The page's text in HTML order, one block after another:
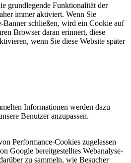
grundlegende Funktionalität der
immer aktiviert. Wenn Sie
Banner schließen, wird ein Cookie auf
Browser daran erinnert, diese
wenn Sie diese Website später
Informationen werden dazu
Benutzer anzupassen.
Performance-Cookies zugelassen
Google bereitgestelltes Webanalyse-
zu sammeln, wie Besucher